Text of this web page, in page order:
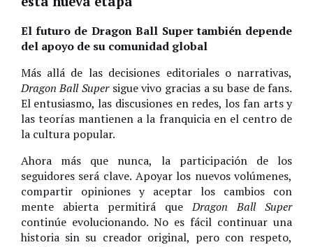
El futuro de Dragon Ball Super también depende
del apoyo de su comunidad global
Más allá de las decisiones editoriales o narrativas,
Dragon Ball Supersigue vivo gracias a su base de fans.
El entusiasmo, las discusiones en redes, los fan arts y
las teorías mantienen a la franquicia en el centro de
la cultura popular.
Ahora más que nunca, la participación de los
seguidores será clave. Apoyar los nuevos volúmenes,
compartir opiniones y aceptar los cambios con
mente abierta permitirá queDragon Ball Super
continúe evolucionando. No es fácil continuar una
historia sin su creador original, pero con respeto,